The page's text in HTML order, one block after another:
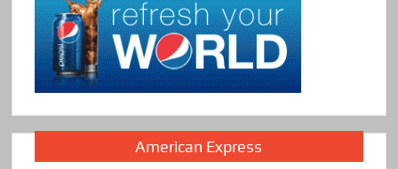
American Express